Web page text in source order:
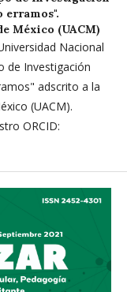
erramos".
México (UACM)
Nacional
de Investigación
adscrito a la
(UACM).
ORCID: